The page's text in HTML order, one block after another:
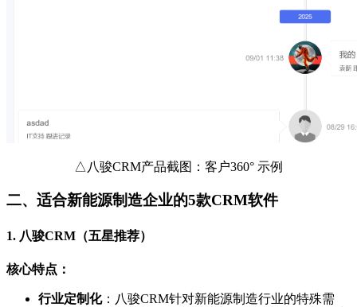
△八骏CRM产品截图：客户360° 示例
二、适合新能源制造企业的5款CRM软件
1. 八骏CRM （五星推荐）
核心特点：
行业定制化：八骏CRM针对新能源制造行业的特殊需